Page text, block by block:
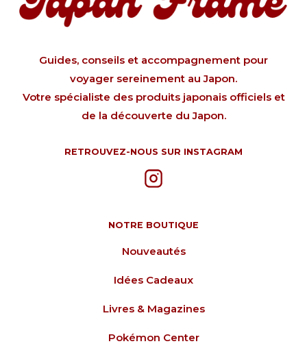
Guides, conseils et accompagnement pour
voyager sereinement au Japon.
Votre spécialiste des produits japonais officiels et
de la découverte du Japon.
RETROUVEZ-NOUS SUR INSTAGRAM
NOTRE BOUTIQUE
Nouveautés
Idées Cadeaux
Livres & Magazines
Pokémon Center